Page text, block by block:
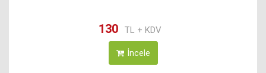
130 TL + KDV
İncele